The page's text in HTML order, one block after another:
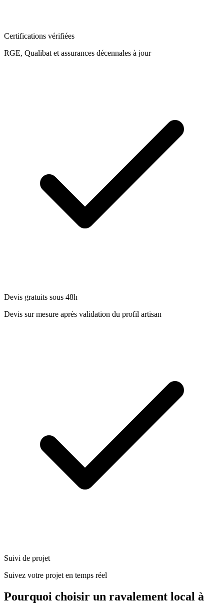
Certifications vérifiées
RGE, Qualibat et assurances décennales à jour
Devis gratuits sous 48h
Devis sur mesure après validation du profil artisan
Suivi de projet
Suivez votre projet en temps réel
Pourquoi choisir un ravalement local à